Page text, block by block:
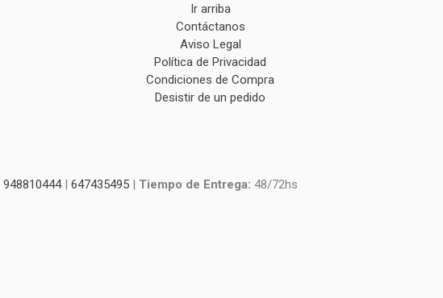
Ir arriba
Contáctanos
Aviso Legal
Política de Privacidad
Condiciones de Compra
Desistir de un pedido
948810444| 647435495| Tiempo de Entrega: 48/72hs